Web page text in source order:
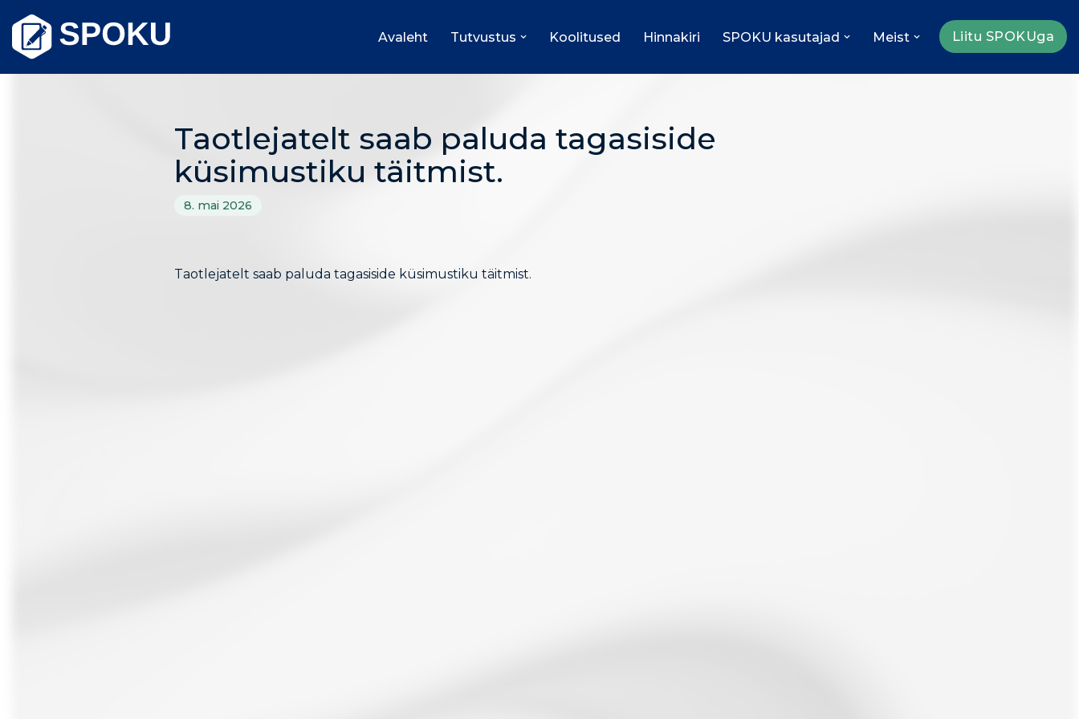
Skip
Avaleht Tutvustus Koolitused Hinnakiri SPOKU kasutajad Meist Liitu SPOKUga
Taotlejatelt saab paluda tagasiside
küsimustiku täitmist.
8. mai 2026
Taotlejatelt saab paluda tagasiside küsimustiku täitmist.